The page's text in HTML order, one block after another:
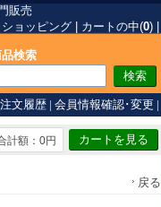
販売
ショッピング カートの中(0)
検索
注文履歴 | 会員情報確認･変更 |
計額：0円
戻る